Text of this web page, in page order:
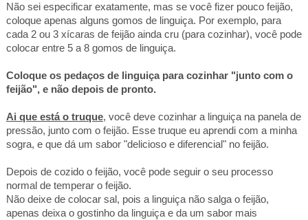
Não sei especificar exatamente, mas se você fizer pouco feijão,
coloque apenas alguns gomos de linguiça. Por exemplo, para
cada 2 ou 3 xícaras de feijão ainda cru (para cozinhar), você pode
colocar entre 5 a8 gomos de linguiça.
Coloque os pedaços de linguiçapara cozinhar "junto com o
feijão", e não depois de pronto.
Ai que está o truque, você deve cozinhar a linguiça na panela de
pressão, junto com o feijão. Esse truque eu aprendi com a minha
sogra, e que dá um sabor "delicioso e diferencial" no feijão.
Depois de cozido o feijão, você pode seguir o seu processo
normal de temperar o feijão.
Não deixe de colocar sal, pois a linguiça não salga o feijão,
apenas deixa o gostinho da linguiça e da um sabor mais